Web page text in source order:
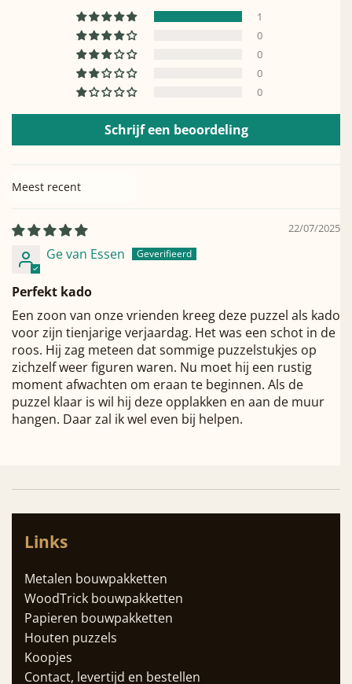
1
0
0
0
0
Schrijf een beoordeling
Sort by
22/07/2025
Ge van Essen
Perfekt kado
Een zoon van onze vrienden kreeg deze puzzel als kado
voor zijn tienjarige verjaardag. Het was een schot in de
roos. Hij zag meteen dat sommige puzzelstukjes op
zichzelf weer figuren waren. Nu moet hij een rustig
moment afwachten om eraan te beginnen. Als de
puzzel klaar is wil hij deze opplakken en aan de muur
hangen. Daar zal ik wel even bij helpen.
Links
Metalen bouwpakketten
WoodTrick bouwpakketten
Papieren bouwpakketten
Houten puzzels
Koopjes
Contact, levertijd en bestellen